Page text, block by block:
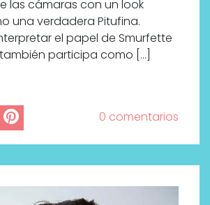
las cámaras con un look
una verdadera Pitufina.
el papel de Smurfette
participa como […]
0 comentarios